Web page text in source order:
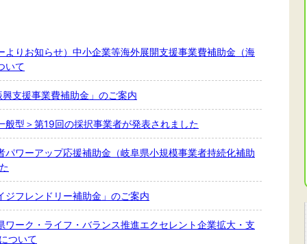
よりお知らせ）中小企業等海外展開支援事業費補助金（海
いて
支援事業費補助金」のご案内
般型＞第19回の採択事業者が発表されました
パワーアップ応援補助金（岐阜県小規模事業者持続化補助
ジフレンドリー補助金」のご案内
ワーク・ライフ・バランス推進エクセレント企業拡大・支
ついて